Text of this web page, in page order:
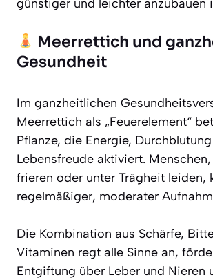
günstiger und leichter anzubauen
Meerrettich und
Gesundheit
Im ganzheitlichen
Meerrettich als „Feuerelement“
Pflanze, die Energie,
Lebensfreude aktiviert.
frieren oder unter Trägheit leiden,
regelmäßiger, moderater
Die Kombination aus Schärfe,
Vitaminen regt alle Sinne an,
Entgiftung über Leber und Nieren